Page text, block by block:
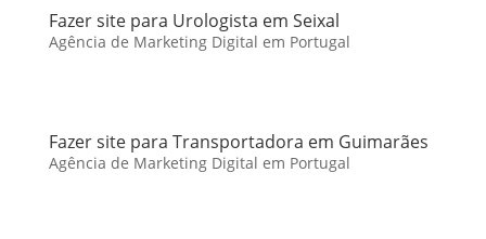
Fazer site para Urologista em Seixal
Agência de Marketing Digital em Portugal
Fazer site para Transportadora em Guimarães
Agência de Marketing Digital em Portugal